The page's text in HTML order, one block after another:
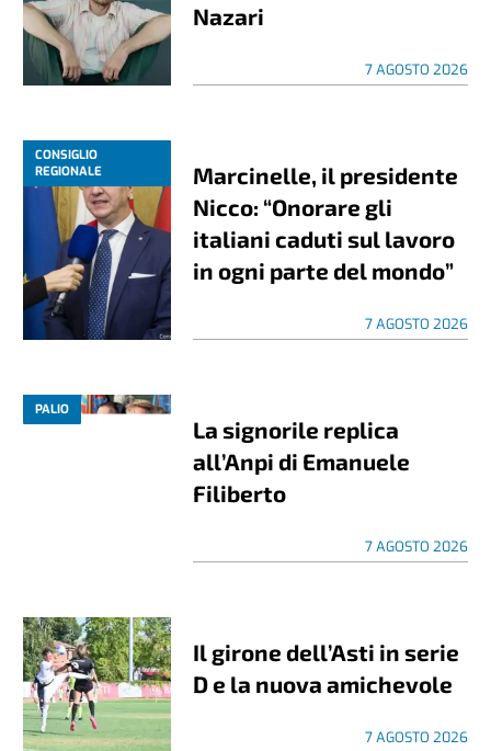
Nazari
7 AGOSTO 2026
CONSIGLIO
REGIONALE
Marcinelle, il presidente
Nicco: “Onorare gli
italiani caduti sul lavoro
in ogni parte del mondo”
7 AGOSTO 2026
PALIO
La signorile replica
all’Anpi di Emanuele
Filiberto
7 AGOSTO 2026
Il girone dell’Asti in serie
D e la nuova amichevole
7 AGOSTO 2026